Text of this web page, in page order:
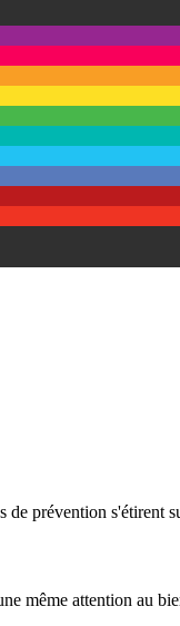
prévention s'étirent
même attention